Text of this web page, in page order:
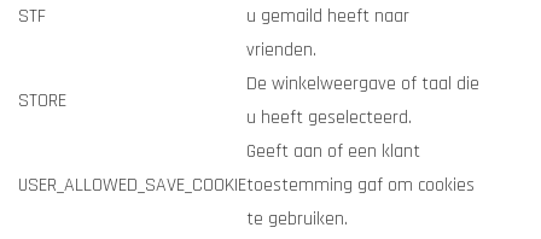
STF
u gemaild heeft naar
vrienden.
STORE
De winkelweergave of taal die
u heeft geselecteerd.
USER_ALLOWED_SAVE_COOKIE
Geeft aan of een klant
toestemming gaf om cookies
te gebruiken.